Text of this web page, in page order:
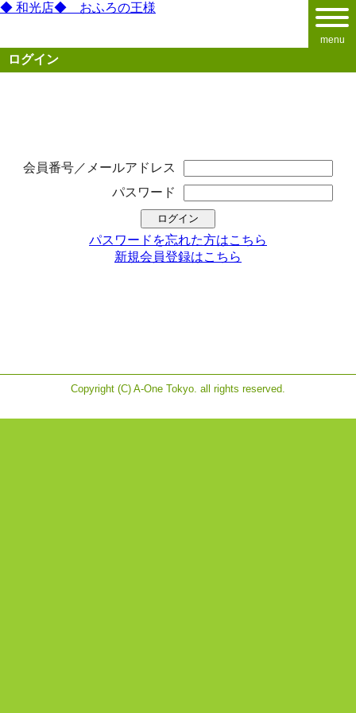
◆ 和光店◆ おふろの王様
menu
ログイン
会員番号／メールアドレス
パスワード
パスワードを忘れた方はこちら
新規会員登録はこちら
Copyright (C) A-One Tokyo. all rights reserved.